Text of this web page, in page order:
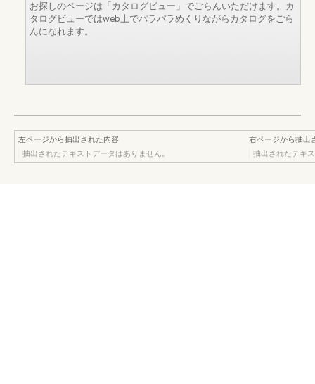
お探しのページは「カタログビュー」でごらんいただけます。カ
タログビューではweb上でパラパラめくりながらカタログをごら
んになれます。
左ページから抽出された内容
抽出されたテキストデータはありません。
右ページから抽出
抽出されたテキ